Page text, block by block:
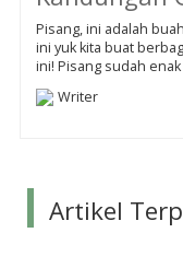
Pisang, ini adalah
ini yuk kita buat
ini! Pisang sudah
Writer
Artikel